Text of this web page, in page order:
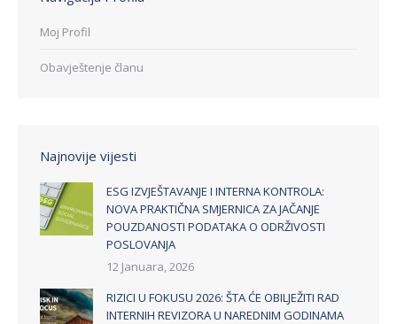
Moj Profil
Obavještenje članu
Najnovije vijesti
ESG IZVJEŠTAVANJE I INTERNA KONTROLA:
NOVA PRAKTIČNA SMJERNICA ZA JAČANJE
POUZDANOSTI PODATAKA O ODRŽIVOSTI
POSLOVANJA
12 Januara, 2026
RIZICI U FOKUSU 2026: ŠTA ĆE OBILJEŽITI RAD
INTERNIH REVIZORA U NAREDNIM GODINAMA